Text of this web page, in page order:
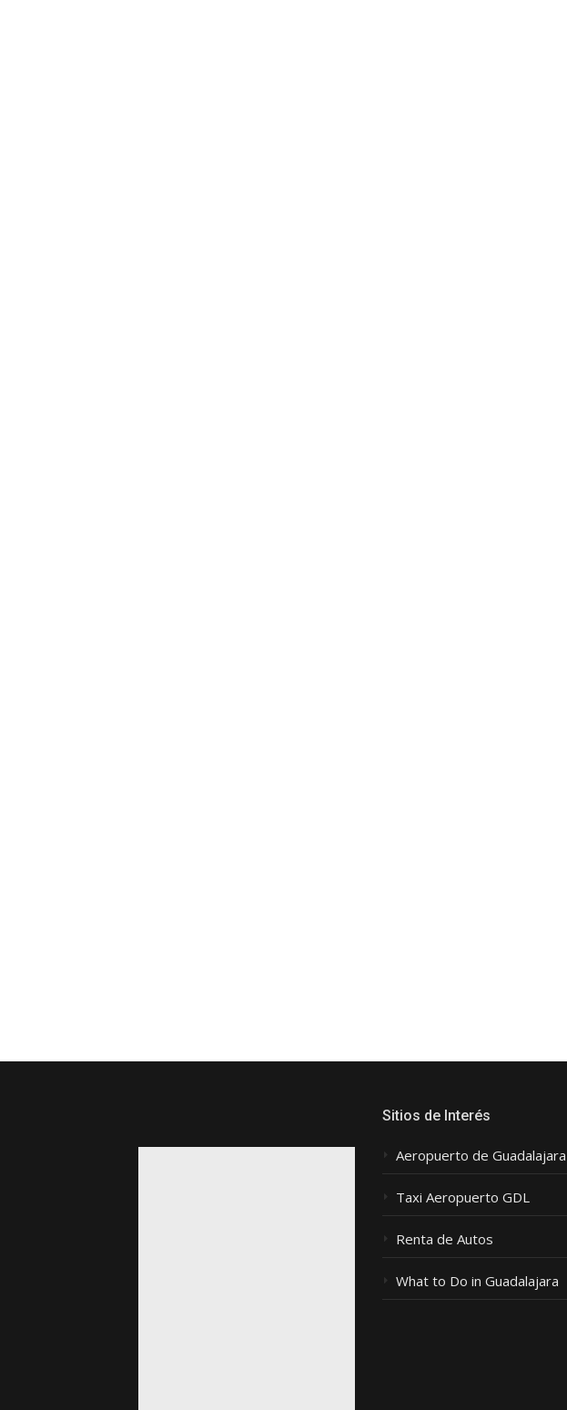
Sitios de Interés
Aeropuerto de Guadalajara
Taxi Aeropuerto GDL
Renta de Autos
What to Do in Guadalajara